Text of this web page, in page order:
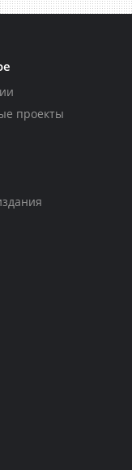
проекты